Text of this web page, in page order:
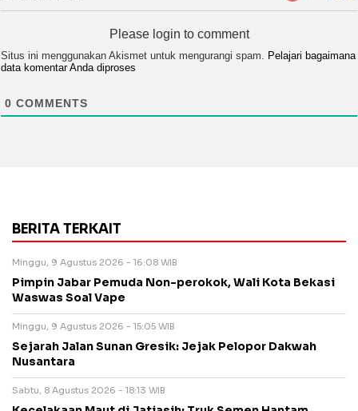
Please login to comment
Situs ini menggunakan Akismet untuk mengurangi spam. Pelajari bagaimana
data komentar Anda diproses
0 COMMENTS
BERITA TERKAIT
Minggu, 9 Agustus 2026 - 16:08 WIB
Pimpin Jabar Pemuda Non-perokok, Wali Kota Bekasi
Waswas Soal Vape
Minggu, 9 Agustus 2026 - 15:05 WIB
Sejarah Jalan Sunan Gresik: Jejak Pelopor Dakwah
Nusantara
Sabtu, 8 Agustus 2026 - 18:13 WIB